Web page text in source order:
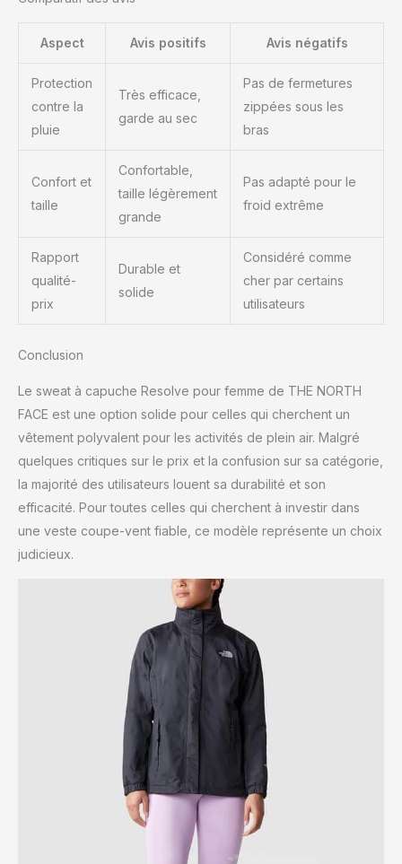
Aspect Avis positifs Avis négatifs
Protection
contre la
pluie
Très efficace,
garde au sec
Pas de fermetures
zippées sous les
bras
Confort et
taille
Confortable,
taille légèrement
grande
Pas adapté pour le
froid extrême
Rapport
qualité-
prix
Durable et
solide
Considéré comme
cher par certains
utilisateurs
Conclusion
Le sweat à capuche Resolve pour femme de THE NORTH
FACE est une option solide pour celles qui cherchent un
vêtement polyvalent pour les activités de plein air. Malgré
quelques critiques sur le prix et la confusion sur sa catégorie,
la majorité des utilisateurs louent sa durabilité et son
efficacité. Pour toutes celles qui cherchent à investir dans
une veste coupe-vent fiable, ce modèle représente un choix
judicieux.